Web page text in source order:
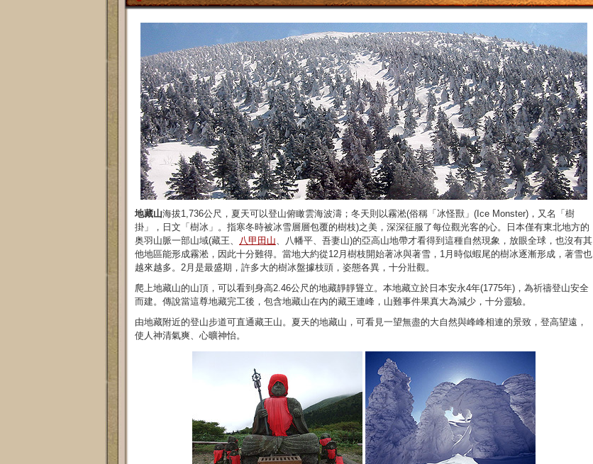
地藏山海拔1,736公尺，夏天可以登山俯瞰雲海波濤；冬天則以霧淞(俗稱「冰怪獸」(Ice Monster)，又名「樹
掛」，日文「樹冰」。指寒冬時被冰雪層層包覆的樹枝)之美，深深征服了每位觀光客的心。日本僅有東北地方的
奥羽山脈一部山域(藏王、 八甲田山、八幡平、吾妻山)的亞高山地帶才看得到這種自然現象，放眼全球，也沒有其
他地區能形成霧淞，因此十分難得。當地大約從12月樹枝開始著冰與著雪，1月時似蝦尾的樹冰逐漸形成，著雪也
越來越多。2月是最盛期，許多大的樹冰盤據枝頭，姿態各異，十分壯觀。
爬上地藏山的山頂，可以看到身高2.46公尺的地藏靜靜聳立。本地藏立於日本安永4年(1775年)，為祈禱登山安全
而建。傳說當這尊地藏完工後，包含地藏山在內的藏王連峰，山難事件果真大為減少，十分靈驗。
由地藏附近的登山步道可直通藏王山。夏天的地藏山，可看見一望無盡的大自然與峰峰相連的景致，登高望遠，
使人神清氣爽、心曠神怡。